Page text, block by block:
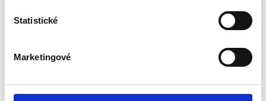
Statistické
Marketingové